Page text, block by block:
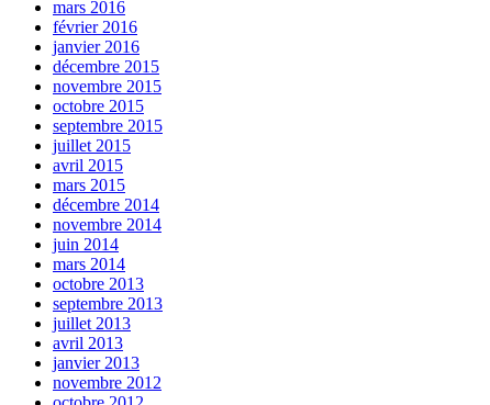
mars 2016
février 2016
janvier 2016
décembre 2015
novembre 2015
octobre 2015
septembre 2015
juillet 2015
avril 2015
mars 2015
décembre 2014
novembre 2014
juin 2014
mars 2014
octobre 2013
septembre 2013
juillet 2013
avril 2013
janvier 2013
novembre 2012